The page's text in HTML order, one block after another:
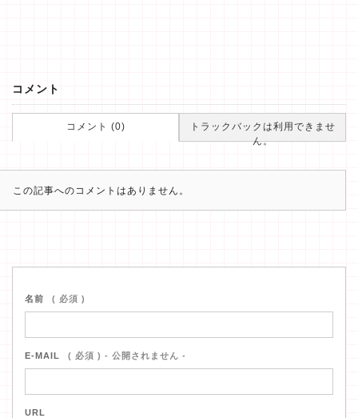
コメント
コメント (0)
トラックバックは利用できませ
ん。
この記事へのコメントはありません。
名前 ( 必須 )
E-MAIL ( 必須 ) - 公開されません -
URL